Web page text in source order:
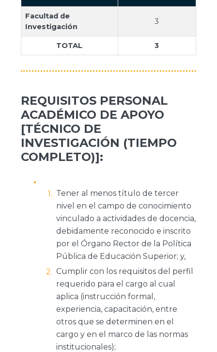
Facultad de
Investigación
3
TOTAL 3
REQUISITOS PERSONAL
ACADÉMICO DE APOYO
[TÉCNICO DE
INVESTIGACIÓN (TIEMPO
COMPLETO)]:
Tener al menos título de tercer
nivel en el campo de conocimiento
vinculado a actividades de docencia,
debidamente reconocido e inscrito
por el Órgano Rector de la Política
Pública de Educación Superior; y,
Cumplir con los requisitos del perfil
requerido para el cargo al cual
aplica (instrucción formal,
experiencia, capacitación, entre
otros que se determinen en el
cargo y en el marco de las normas
institucionales);